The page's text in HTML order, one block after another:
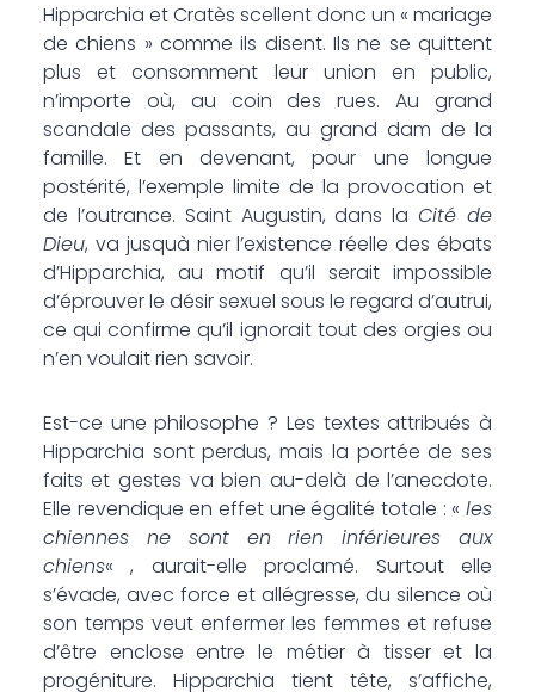
Hipparchia et Cratès scellent donc un « mariage
de chiens » comme ils disent. Ils ne se quittent
plus et consomment leur union en public,
n’importe où, au coin des rues. Au grand
scandale des passants, au grand dam de la
famille. Et en devenant, pour une longue
postérité, l’exemple limite de la provocation et
de l’outrance. Saint Augustin, dans laCité de
Dieu, va jusquà nier l’existence réelle des ébats
d’Hipparchia, au motif qu’il serait impossible
d’éprouver le désir sexuel sous le regard d’autrui,
ce qui confirme qu’il ignorait tout des orgies ou
n’en voulait rien savoir.
Est-ce une philosophe ? Les textes attribués à
Hipparchia sont perdus, mais la portée de ses
faits et gestes va bien au-delà de l’anecdote.
Elle revendique en effet une égalité totale : «les
chiennes ne sont en rien inférieures aux
chiens« , aurait-elle proclamé. Surtout elle
s’évade, avec force et allégresse, du silence où
son temps veut enfermer les femmes et refuse
d’être enclose entre le métier à tisser et la
progéniture. Hipparchia tient tête, s’affiche,